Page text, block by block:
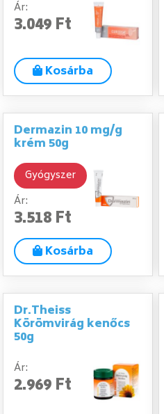
Ár:
3.049 Ft
Kosárba
Dermazin 10 mg/g
krém 50g
Gyógyszer
Ár:
3.518 Ft
Kosárba
Dr.Theiss
Körömvirág kenőcs
50g
Ár:
2.969 Ft